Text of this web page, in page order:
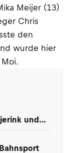
Meijer (13)
Chris
den
wurde hier
und